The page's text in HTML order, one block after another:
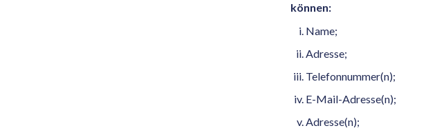
können:
Name;
Adresse;
Telefonnummer(n);
E-Mail-Adresse(n);
Adresse(n);